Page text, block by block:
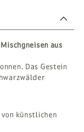
aus
Das Gestein
von künstlichen